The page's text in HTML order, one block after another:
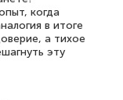
когда
в итоге
а тихое
эту